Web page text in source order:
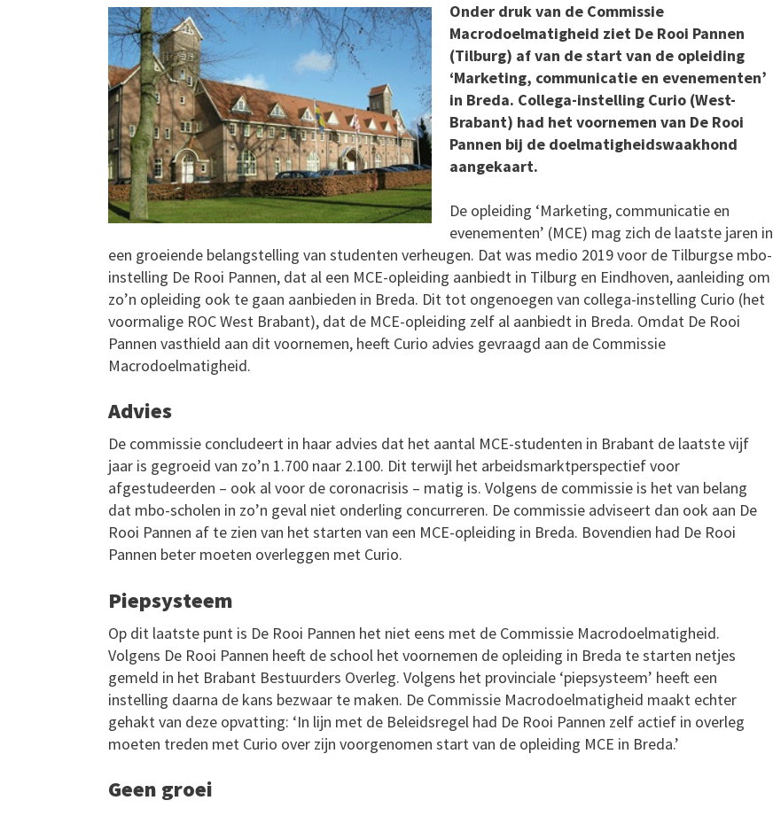
Onder druk van de Commissie
Macrodoelmatigheid ziet De Rooi Pannen
(Tilburg) af van de start van de opleiding
‘Marketing, communicatie en evenementen’
in Breda. Collega-instelling Curio (West-
Brabant) had het voornemen van De Rooi
Pannen bij de doelmatigheidswaakhond
aangekaart.
De opleiding ‘Marketing, communicatie en
evenementen’ (MCE) mag zich de laatste jaren in
een groeiende belangstelling van studenten verheugen. Dat was medio 2019 voor de Tilburgse mbo-
instelling De Rooi Pannen, dat al een MCE-opleiding aanbiedt in Tilburg en Eindhoven, aanleiding om
zo’n opleiding ook te gaan aanbieden in Breda. Dit tot ongenoegen van collega-instelling Curio (het
voormalige ROC West Brabant), dat de MCE-opleiding zelf al aanbiedt in Breda. Omdat De Rooi
Pannen vasthield aan dit voornemen, heeft Curio advies gevraagd aan de Commissie
Macrodoelmatigheid.
Advies
De commissie concludeert in haar advies dat het aantal MCE-studenten in Brabant de laatste vijf
jaar is gegroeid van zo’n 1.700 naar 2.100. Dit terwijl het arbeidsmarktperspectief voor
afgestudeerden – ook al voor de coronacrisis – matig is. Volgens de commissie is het van belang
dat mbo-scholen in zo’n geval niet onderling concurreren. De commissie adviseert dan ook aan De
Rooi Pannen af te zien van het starten van een MCE-opleiding in Breda. Bovendien had De Rooi
Pannen beter moeten overleggen met Curio.
Piepsysteem
Op dit laatste punt is De Rooi Pannen het niet eens met de Commissie Macrodoelmatigheid.
Volgens De Rooi Pannen heeft de school het voornemen de opleiding in Breda te starten netjes
gemeld in het Brabant Bestuurders Overleg. Volgens het provinciale ‘piepsysteem’ heeft een
instelling daarna de kans bezwaar te maken. De Commissie Macrodoelmatigheid maakt echter
gehakt van deze opvatting: ‘In lijn met de Beleidsregel had De Rooi Pannen zelf actief in overleg
moeten treden met Curio over zijn voorgenomen start van de opleiding MCE in Breda.’
Geen groei